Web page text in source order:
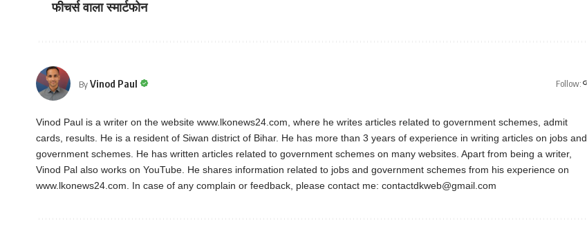
फीचर्स वाला स्मार्टफोन
ByVinod Paul Follow:
Vinod Paul is a writer on the website www.lkonews24.com, where he writes articles related to government schemes, admit
cards, results. He is a resident of Siwan district of Bihar. He has more than 3 years of experience in writing articles on jobs and
government schemes. He has written articles related to government schemes on many websites. Apart from being a writer,
Vinod Pal also works on YouTube. He shares information related to jobs and government schemes from his experience on
www.lkonews24.com. In case of any complain or feedback, please contact me: contactdkweb@gmail.com